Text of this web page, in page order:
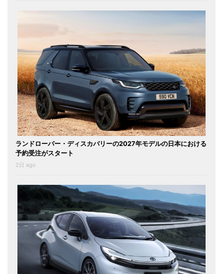
ランドローバー・ディスカバリーの2027年モデルの日本における
予約受注がスタート
2日 ago